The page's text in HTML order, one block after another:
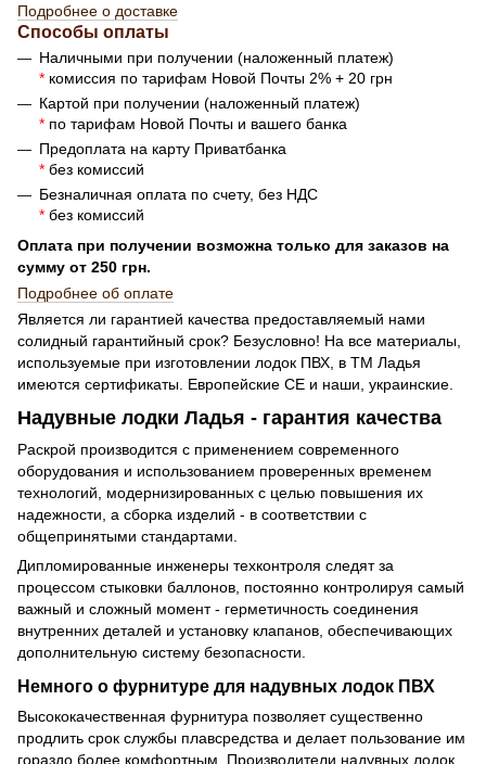
Подробнее о доставке
Способы оплаты
Наличными при получении (наложенный платеж)
* комиссия по тарифам Новой Почты 2% + 20 грн
Картой при получении (наложенный платеж)
* по тарифам Новой Почты и вашего банка
Предоплата на карту Приватбанка
* без комиссий
Безналичная оплата по счету, без НДС
* без комиссий
Оплата при получении возможна только для заказов на
сумму от 250 грн.
Подробнее об оплате
Является ли гарантией качества предоставляемый нами
солидный гарантийный срок? Безусловно! На все материалы,
используемые при изготовлении лодок ПВХ, в ТМ Ладья
имеются сертификаты. Европейские СЕ и наши, украинские.
Надувные лодки Ладья - гарантия качества
Раскрой производится с применением современного
оборудования и использованием проверенных временем
технологий, модернизированных с целью повышения их
надежности, а сборка изделий - в соответствии с
общепринятыми стандартами.
Дипломированные инженеры техконтроля следят за
процессом стыковки баллонов, постоянно контролируя самый
важный и сложный момент - герметичность соединения
внутренних деталей и установку клапанов, обеспечивающих
дополнительную систему безопасности.
Немного о фурнитуре для надувных лодок ПВХ
Высококачественная фурнитура позволяет существенно
продлить срок службы плавсредства и делает пользование им
гораздо более комфортным. Производители надувных лодок